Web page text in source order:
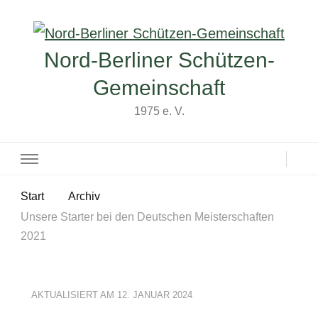
Nord-Berliner Schützen-
Gemeinschaft
1975 e. V.
Start
Archiv
Unsere Starter bei den Deutschen Meisterschaften
2021
AKTUALISIERT AM 12. JANUAR 2024